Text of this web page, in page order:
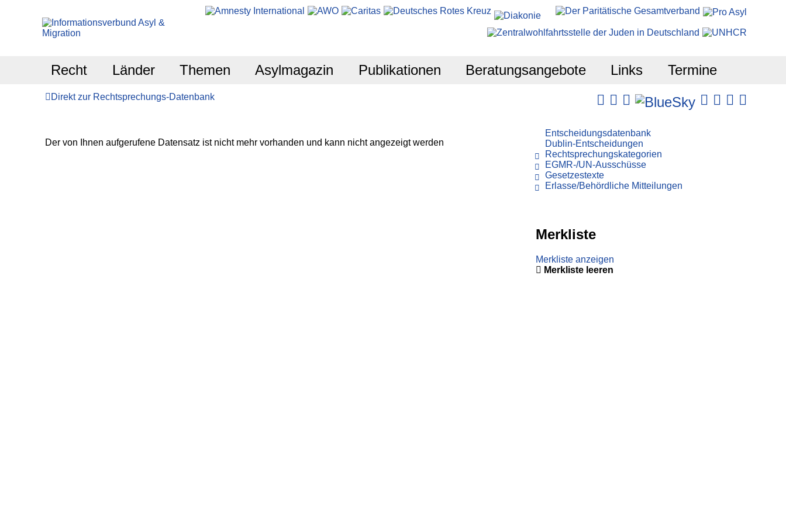
Recht Länder Themen Asylmagazin Publikationen Beratungsangebote Links Termine
Direkt zur Rechtsprechungs-Datenbank
Der von Ihnen aufgerufene Datensatz ist nicht mehr vorhanden und kann nicht angezeigt werden
Entscheidungsdatenbank
Dublin-Entscheidungen
Rechtsprechungskategorien
EGMR-/UN-Ausschüsse
Gesetzestexte
Erlasse/Behördliche Mitteilungen
Merkliste
Merkliste anzeigen
Merkliste leeren